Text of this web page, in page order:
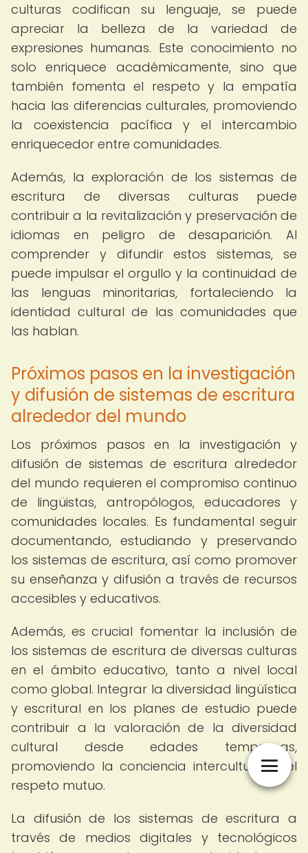
culturas codifican su lenguaje, se puede
apreciar la belleza de la variedad de
expresiones humanas. Este conocimiento no
solo enriquece académicamente, sino que
también fomenta el respeto y la empatía
hacia las diferencias culturales, promoviendo
la coexistencia pacífica y el intercambio
enriquecedor entre comunidades.
Además, la exploración de los sistemas de
escritura de diversas culturas puede
contribuir a la revitalización y preservación de
idiomas en peligro de desaparición. Al
comprender y difundir estos sistemas, se
puede impulsar el orgullo y la continuidad de
las lenguas minoritarias, fortaleciendo la
identidad cultural de las comunidades que
las hablan.
Próximos pasos en la investigación
y difusión de sistemas de escritura
alrededor del mundo
Los próximos pasos en la investigación y
difusión de sistemas de escritura alrededor
del mundo requieren el compromiso continuo
de lingüistas, antropólogos, educadores y
comunidades locales. Es fundamental seguir
documentando, estudiando y preservando
los sistemas de escritura, así como promover
su enseñanza y difusión a través de recursos
accesibles y educativos.
Además, es crucial fomentar la inclusión de
los sistemas de escritura de diversas culturas
en el ámbito educativo, tanto a nivel local
como global. Integrar la diversidad lingüística
y escritural en los planes de estudio puede
contribuir a la valoración de la diversidad
cultural desde edades tempranas,
promoviendo la conciencia intercultural y el
respeto mutuo.
La difusión de los sistemas de escritura a
través de medios digitales y tecnológicos